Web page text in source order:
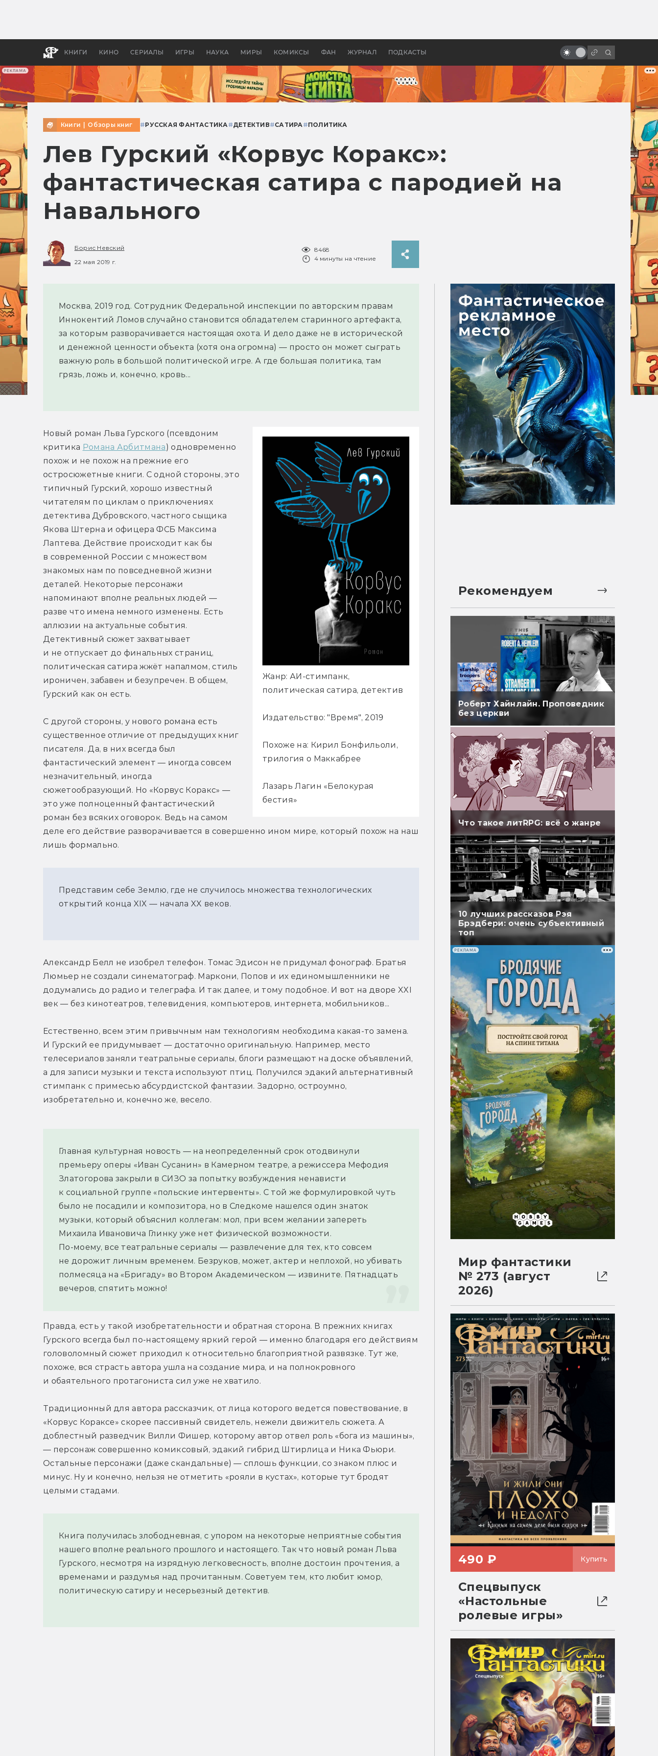
РЕКЛАМА
КНИГИ КИНО СЕРИАЛЫ ИГРЫ НАУКА МИРЫ КОМИКСЫ ФАН ЖУРНАЛ ПОДКАСТЫ
апокалипсис, в России —
бы «Властелина колец»
A24 и её фильмы
Книги Обзоры книг #РУССКАЯ ФАНТАСТИКА#ДЕТЕКТИВ#САТИРА#ПОЛИТИКА
Лев Гурский «Корвус Коракс»:
фантастическая сатира с пародией на
Навального
Борис Невский
22 мая 2019 г.
8468
4 минуты на чтение
Москва, 2019 год. Сотрудник Федеральной инспекции по авторским правам
Иннокентий Ломов случайно становится обладателем старинного артефакта,
за которым разворачивается настоящая охота. И дело даже не в исторической
и денежной ценности объекта (хотя она огромна) — просто он может сыграть
важную роль в большой политической игре. А где большая политика, там
грязь, ложь и, конечно, кровь...
Жанр: АИ-стимпанк,
политическая сатира, детектив
Издательство: "Время", 2019
Похоже на: Кирил Бонфильоли,
трилогия о Маккабрее
Лазарь Лагин «Белокурая
бестия»
Новый роман Льва Гурского (псевдоним
критика Романа Арбитмана) одновременно
похож и не похож на прежние его
остросюжетные книги. С одной стороны, это
типичный Гурский, хорошо известный
читателям по циклам о приключениях
детектива Дубровского, частного сыщика
Якова Штерна и офицера ФСБ Максима
Лаптева. Действие происходит как бы
в современной России с множеством
знакомых нам по повседневной жизни
деталей. Некоторые персонажи
напоминают вполне реальных людей —
разве что имена немного изменены. Есть
аллюзии на актуальные события.
Детективный сюжет захватывает
и не отпускает до финальных страниц,
политическая сатира жжёт напалмом, стиль
ироничен, забавен и безупречен. В общем,
Гурский как он есть.
С другой стороны, у нового романа есть
существенное отличие от предыдущих книг
писателя. Да, в них всегда был
фантастический элемент — иногда совсем
незначительный, иногда
сюжетообразующий. Но «Корвус Коракс» —
это уже полноценный фантастический
роман без всяких оговорок. Ведь на самом
деле его действие разворачивается в совершенно ином мире, который похож на наш
лишь формально.
Представим себе Землю, где не случилось множества технологических
открытий конца XIX — начала XX веков.
Александр Белл не изобрел телефон. Томас Эдисон не придумал фонограф. Братья
Люмьер не создали синематограф. Маркони, Попов и их единомышленники не
додумались до радио и телеграфа. И так далее, и тому подобное. И вот на дворе XXI
век — без кинотеатров, телевидения, компьютеров, интернета, мобильников...
Естественно, всем этим привычным нам технологиям необходима какая-то замена.
И Гурский ее придумывает — достаточно оригинальную. Например, место
телесериалов заняли театральные сериалы, блоги размещают на доске объявлений,
а для записи музыки и текста используют птиц. Получился эдакий альтернативный
стимпанк с примесью абсурдистской фантазии. Задорно, остроумно,
изобретательно и, конечно же, весело.
Главная культурная новость — на неопределенный срок отодвинули
премьеру оперы «Иван Сусанин» в Камерном театре, а режиссера Мефодия
Златогорова закрыли в СИЗО за попытку возбуждения ненависти
к социальной группе «польские интервенты». С той же формулировкой чуть
было не посадили и композитора, но в Следкоме нашелся один знаток
музыки, который объяснил коллегам: мол, при всем желании запереть
Михаила Ивановича Глинку уже нет физической возможности.
По-моему, все театральные сериалы — развлечение для тех, кто совсем
не дорожит личным временем. Безруков, может, актер и неплохой, но убивать
полмесяца на «Бригаду» во Втором Академическом — извините. Пятнадцать
вечеров, спятить можно!
Правда, есть у такой изобретательности и обратная сторона. В прежних книгах
Гурского всегда был по-настоящему яркий герой — именно благодаря его действиям
головоломный сюжет приходил к относительно благоприятной развязке. Тут же,
похоже, вся страсть автора ушла на создание мира, и на полнокровного
и обаятельного протагониста сил уже не хватило.
Традиционный для автора рассказчик, от лица которого ведется повествование, в
«Корвус Кораксе» скорее пассивный свидетель, нежели движитель сюжета. А
доблестный разведчик Вилли Фишер, которому автор отвел роль «бога из машины»,
— персонаж совершенно комиксовый, эдакий гибрид Штирлица и Ника Фьюри.
Остальные персонажи (даже скандальные) — сплошь функции, со знаком плюс и
минус. Ну и конечно, нельзя не отметить «рояли в кустах», которые тут бродят
целыми стадами.
Книга получилась злободневная, с упором на некоторые неприятные события
нашего вполне реального прошлого и настоящего. Так что новый роман Льва
Гурского, несмотря на изрядную легковесность, вполне достоин прочтения, а
временами и раздумья над прочитанным. Советуем тем, кто любит юмор,
политическую сатиру и несерьезный детектив.
Рекомендуем
Роберт Хайнлайн. Проповедник
без церкви
Что такое литRPG: всё о жанре
10 лучших рассказов Рэя
Брэдбери: очень субъективный
топ
РЕКЛАМА
Мир фантастики
№ 273 (август
2026)
490 ₽ Купить
Спецвыпуск
«Настольные
ролевые игры»